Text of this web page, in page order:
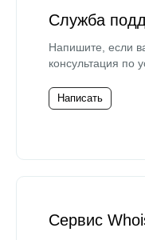
Служба
Напишите, если
консультация по
Написать
Сервис